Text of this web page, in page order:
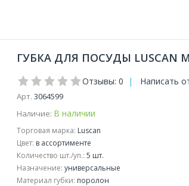
ГУБКА ДЛЯ ПОСУДЫ LUSCAN
Отзывы: 0 | Написать
Арт. 3064599
Наличие: В наличии
Торговая марка: Luscan
Цвет: в ассортименте
Количество шт./уп.: 5 шт.
Назначение: универсальные
Материал губки: поролон